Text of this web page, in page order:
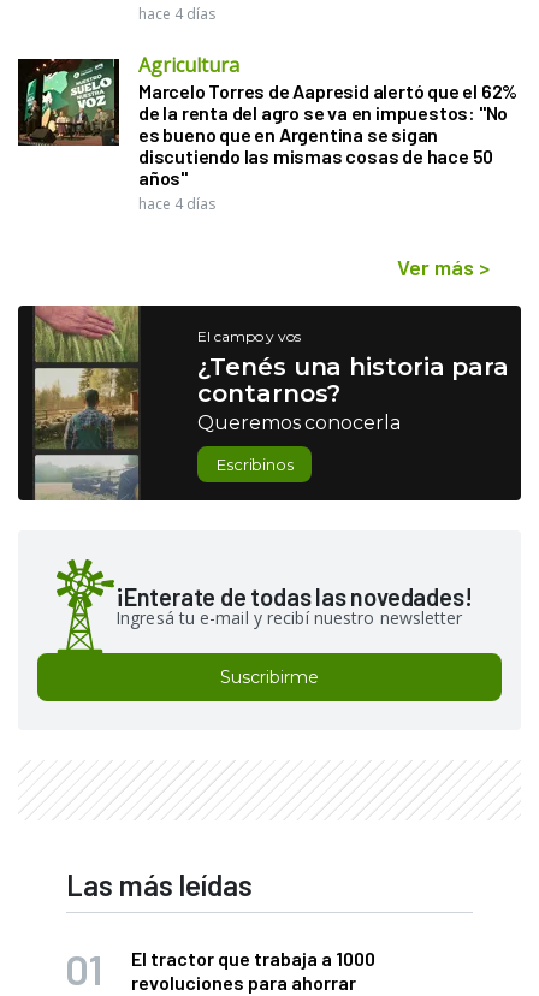
hace 4 días
Agricultura
Marcelo Torres de Aapresid alertó que el 62%
de la renta del agro se va en impuestos: "No
es bueno que en Argentina se sigan
discutiendo las mismas cosas de hace 50
años"
hace 4 días
Ver más >
El campo y vos
¿Tenés una historia para
contarnos?
Queremos conocerla
Escribinos
¡Enterate de todas las novedades!
Ingresá tu e-mail y recibí nuestro newsletter
Suscribirme
Las más leídas
El tractor que trabaja a 1000
revoluciones para ahorrar